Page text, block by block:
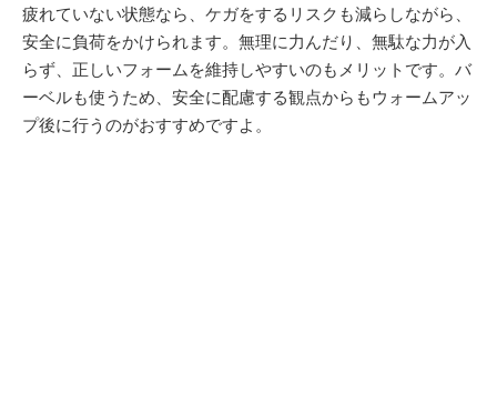
疲れていない状態なら、ケガをするリスクも減らしながら、
安全に負荷をかけられます。無理に力んだり、無駄な力が入
らず、正しいフォームを維持しやすいのもメリットです。バ
ーベルも使うため、安全に配慮する観点からもウォームアッ
プ後に行うのがおすすめですよ。